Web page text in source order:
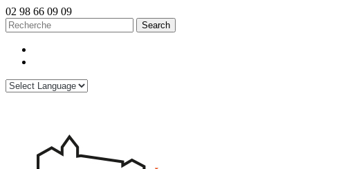
02 98 66 09 09